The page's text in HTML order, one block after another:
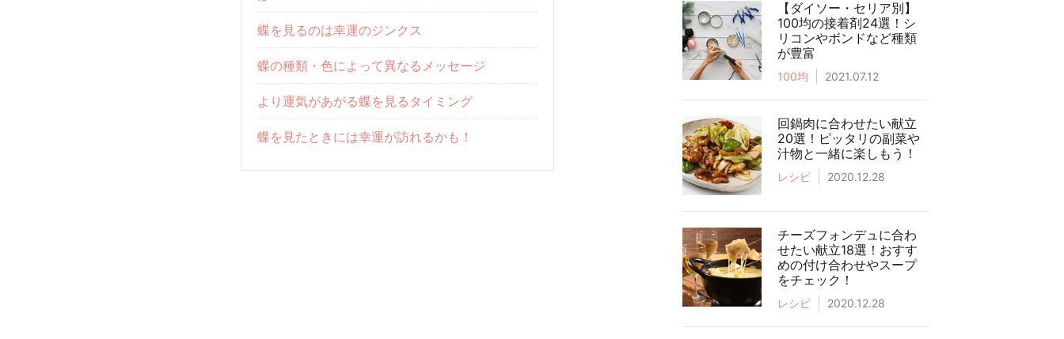
蝶を見るのは幸運のジンクス
蝶の種類・色によって異なるメッセージ
より運気があがる蝶を見るタイミング
蝶を見たときには幸運が訪れるかも！
【ダイソー・セリア別】
100均の接着剤24選！シ
リコンやボンドなど種類
が豊富
100均 2021.07.12
回鍋肉に合わせたい献立
20選！ピッタリの副菜や
汁物と一緒に楽しもう！
レシピ 2020.12.28
チーズフォンデュに合わ
せたい献立18選！おすす
めの付け合わせやスープ
をチェック！
レシピ 2020.12.28